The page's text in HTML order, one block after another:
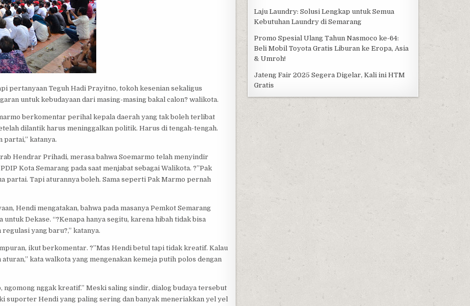
pertanyaan Teguh Hadi Prayitno, tokoh kesenian sekaligus
untuk kebudayaan dari masing-masing bakal calon? walikota.
berkomentar perihal kepala daerah yang tak boleh terlibat
dilantik harus meninggalkan politik. Harus di tengah-tengah.
partai,” katanya.
Hendrar Prihadi, merasa bahwa Soemarmo telah menyindir
Kota Semarang pada saat menjabat sebagai Walikota. ?”Pak
partai. Tapi aturannya boleh. Sama seperti Pak Marmo pernah
Hendi mengatakan, bahwa pada masanya Pemkot Semarang
Dekase. “?Kenapa hanya segitu, karena hibah tidak bisa
yang baru?,” katanya.
ikut berkomentar. ?”Mas Hendi betul tapi tidak kreatif. Kalau
kata walkota yang mengenakan kemeja putih polos dengan
nggak kreatif.” Meski saling sindir, dialog budaya tersebut
suporter Hendi yang paling sering dan banyak meneriakkan yel yel
Laju Laundry: Solusi Lengkap untuk Semua
Kebutuhan Laundry di Semarang
Promo Spesial Ulang Tahun Nasmoco ke-64:
Beli Mobil Toyota Gratis Liburan ke Eropa, Asia
& Umroh!
Jateng Fair 2025 Segera Digelar, Kali ini HTM
Gratis